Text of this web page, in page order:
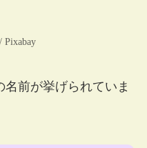
名前が挙げられていま